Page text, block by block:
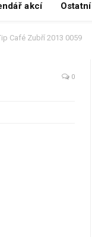
akcí Ostatní
Café Zubří 2013 0059
0